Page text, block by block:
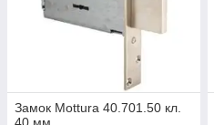
Замок Mottura 40.701.50 кл.